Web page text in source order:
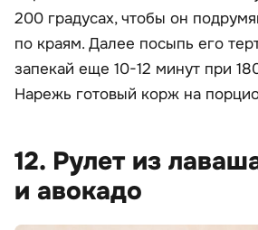
200 градусах, чтобы он
по краям. Далее посыпь его
запекай еще 10-12 минут при
Нарежь готовый корж на
12. Рулет из
и авокадо